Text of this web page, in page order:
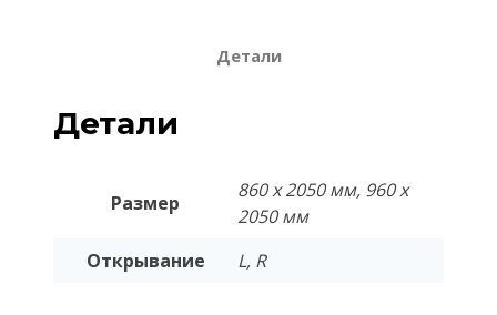
Детали
Детали
Размер
860 х 2050 мм, 960 х
2050 мм
Открывание
L, R